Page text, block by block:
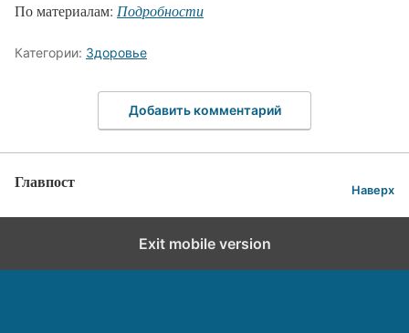
По материалам: Подробности
Категории: Здоровье
Добавить комментарий
Главпост Наверх
Exit mobile version